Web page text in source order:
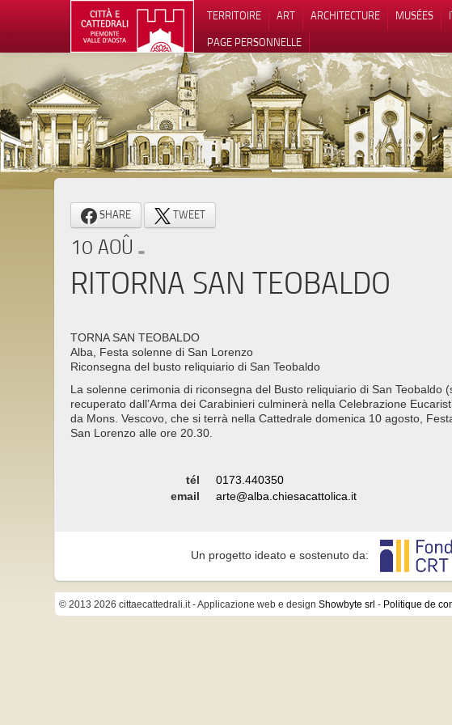
TERRITOIRE ART ARCHITECTURE MUSÉES
PAGE PERSONNELLE
SHARE TWEET
10 AOÛ
RITORNA SAN TEOBALDO
TORNA SAN TEOBALDO
Alba, Festa solenne di San Lorenzo
Riconsegna del busto reliquiario di San Teobaldo
La solenne cerimonia di riconsegna del Busto reliquiario di San Teobaldo
recuperato dall’Arma dei Carabinieri culminerà nella Celebrazione
da Mons. Vescovo, che si terrà nella Cattedrale domenica 10 agosto,
San Lorenzo alle ore 20.30.
tél
0173.440350
email
arte@alba.chiesacattolica.it
Un progetto ideato e sostenuto da:
© 2013 2026 cittaecattedrali.it - Applicazione web e design Showbyte srl - Politique de